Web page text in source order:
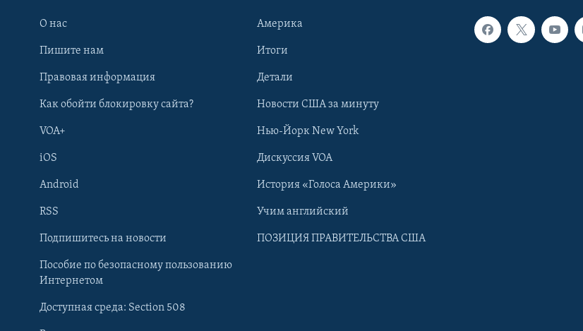
Learning English
О нас
Пишите нам
Правовая информация
Как обойти блокировку сайта?
VOA+
iOS
Android
RSS
Подпишитесь на новости
Пособие по безопасному пользованию
Интернетом
Доступная среда: Section 508
Америка
Итоги
Детали
Новости США за минуту
Нью-Йорк New York
Дискуссия VOA
История «Голоса Америки»
Учим английский
ПОЗИЦИЯ ПРАВИТЕЛЬСТВА США